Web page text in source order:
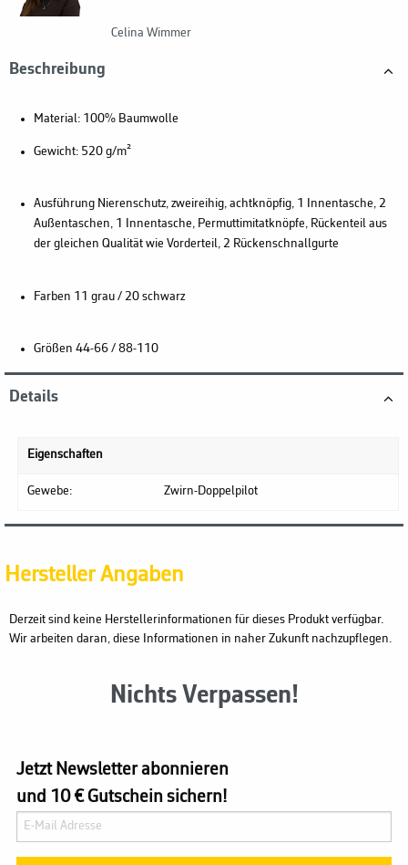
Celina Wimmer
Beschreibung
Material: 100% Baumwolle
Gewicht: 520 g/m²
AusführungNierenschutz, zweireihig, achtknöpfig, 1 Innentasche, 2
Außentaschen, 1 Innentasche, Permuttimitatknöpfe, Rückenteil aus
der gleichen Qualität wie Vorderteil, 2 Rückenschnallgurte
Farben 11 grau / 20 schwarz
Größen 44-66 / 88-110
Details
Eigenschaften
Gewebe: Zwirn-Doppelpilot
Hersteller Angaben
Derzeit sind keine Herstellerinformationen für dieses Produkt verfügbar.
Wir arbeiten daran, diese Informationen in naher Zukunft nachzupflegen.
Nichts Verpassen!
Jetzt Newsletter abonnieren
und 10 € Gutschein sichern!